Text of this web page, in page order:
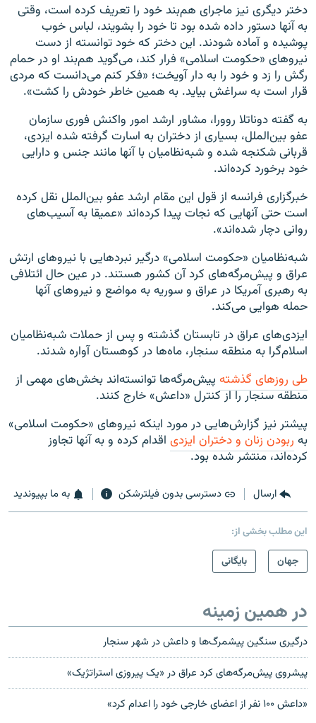
دختر دیگری نیز ماجرای هم‌بند خود را تعریف کرده است، وقتی
به آنها دستور داده شده بود تا خود را بشویند، لباس خوب
پوشیده و آماده شودند. این دختر که خود توانسته از دست
نیروهای «حکومت اسلامی» فرار کند، می‌گوید هم‌بند او در حمام
رگش را زد و خود را به دار آویخت؛ «فکر کنم می‌دانست که مردی
قرار است به سراغش بیاید. به همین خاطر خودش را کشت».
به گفته دوناتلا روورا، مشاور ارشد امور واکنش فوری سازمان
عفو بین‌الملل، بسیاری از دختران به اسارت گرفته شده ایزدی،
قربانی شکنجه شده و شبه‌نظامیان با آنها مانند جنس و دارایی
خود برخورد کرده‌اند.
خبرگزاری فرانسه از قول این مقام ارشد عفو بین‌الملل نقل کرده
است حتی آنهایی که نجات پیدا کرده‌اند «عمیقا به آسیب‌های
روانی دچار شده‌اند».
شبه‌نظامیان «حکومت اسلامی» درگیر نبردهایی با نیروهای ارتش
عراق و پیش‌مرگه‌های کرد آن کشور هستند. در عین حال ائتلافی
به رهبری آمریکا در عراق و سوریه به مواضع و نیروهای آنها
حمله هوایی می‌کند.
ایزدی‌های عراق در تابستان گذشته و پس از حملات شبه‌نظامیان
اسلام‌گرا به منطقه سنجار، ماه‌ها در کوهستان آواره شدند.
طی روزهای گذشته پیش‌مرگه‌ها توانسته‌اند بخش‌های مهمی از
منطقه سنجار را از کنترل «داعش» خارج کنند.
پیشتر نیز گزارش‌هایی در مورد اینکه نیروهای «حکومت اسلامی»
به ربودن زنان و دختران ایزدی اقدام کرده و به آنها تجاوز
کرده‌اند، منتشر شده بود.
ارسال دسترسی بدون فیلترشکن به ما بپیوندید
این مطلب بخشی از:
جهان
بایگانی
در همین زمینه
درگیری سنگین پیشمرگ‌ها و داعش در شهر سنجار
پیشروی پیش‌مرگه‌های کرد عراق در «یک پیروزی استراتژیک»
«داعش ۱۰۰ نفر از اعضای خارجی خود را اعدام کرد»